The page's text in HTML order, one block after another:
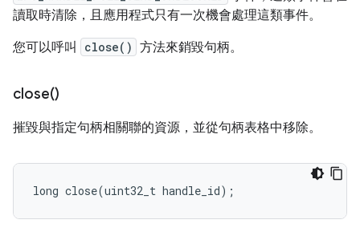
讀取時清除，且應用程式只有一次機會處理這類事件。
您可以呼叫
close() 方法來銷毀句柄。
close()
摧毀與指定句柄相關聯的資源，並從句柄表格中移除。
long close(uint32_t handle_id);